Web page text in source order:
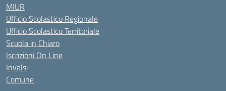
MIUR
Ufficio Scolastico Regionale
Ufficio Scolastico Territoriale
Scuola in Chiaro
Iscrizioni On Line
Invalsi
Comune